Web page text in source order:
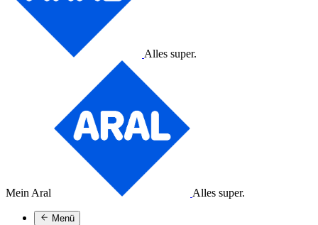
Alles super.
Mein Aral Alles super.
Menü